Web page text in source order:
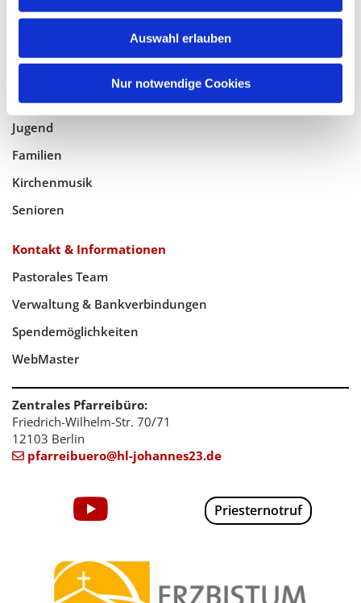
Auswahl erlauben
Nur notwendige Cookies
Taufe, Kommunion & Trauung
Pfarreileben
Jugend
Familien
Kirchenmusik
Senioren
Kontakt & Informationen
Pastorales Team
Verwaltung & Bankverbindungen
Spendemöglichkeiten
WebMaster
Zentrales Pfarreibüro:
Friedrich-Wilhelm-Str. 70/71
12103 Berlin
 pfarreibuero@hl-johannes23.de
Priesternotruf